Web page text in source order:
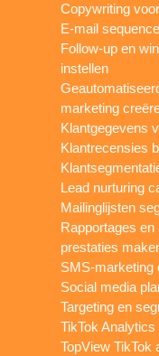
Copywriting
E-mail
Follow-up en
instellen
marketing
Klantgegevens
Klantrecensies
Lead nurturing
Mailinglijsten
Rapportages
prestaties
SMS-marketing
Social media
Targeting en
TikTok
TopView TikTok